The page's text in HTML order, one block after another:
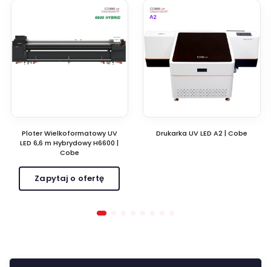
Ploter Wielkoformatowy UV
LED 6,6 m Hybrydowy H6600 |
Cobe
Zapytaj o ofertę
Drukarka UV LED A2 | Cobe